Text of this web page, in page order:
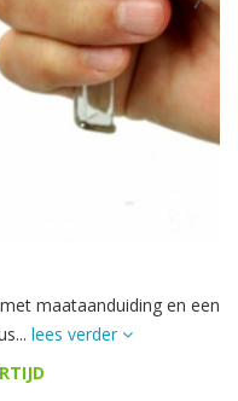
maataanduiding en een
lees verder